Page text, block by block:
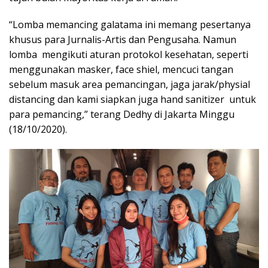
“Lomba memancing galatama ini memang pesertanya
khusus para Jurnalis-Artis dan Pengusaha. Namun
lomba mengikuti aturan protokol kesehatan, seperti
menggunakan masker, face shiel, mencuci tangan
sebelum masuk area pemancingan, jaga jarak/physial
distancing dan kami siapkan juga hand sanitizer untuk
para pemancing,” terang Dedhy di Jakarta Minggu
(18/10/2020).